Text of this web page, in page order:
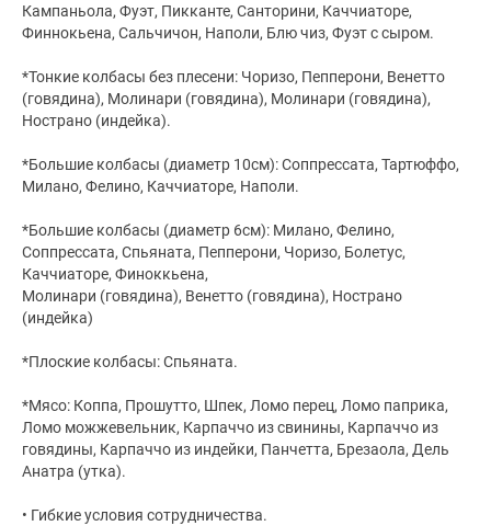
Кампаньола, Фуэт, Пикканте, Санторини, Каччиаторе,
Финнокьена, Сальчичон, Наполи, Блю чиз, Фуэт с сыром.
*Тонкие колбасы без плесени: Чоризо, Пепперони, Венетто
(говядина), Молинари (говядина), Молинари (говядина),
Нострано (индейка).
*Большие колбасы (диаметр 10см): Соппрессата, Тартюффо,
Милано, Фелино, Каччиаторе, Наполи.
*Большие колбасы (диаметр 6см): Милано, Фелино,
Соппрессата, Спьяната, Пепперони, Чоризо, Болетус,
Каччиаторе, Финоккьена,
Молинари (говядина), Венетто (говядина), Нострано
(индейка)
*Плоские колбасы: Спьяната.
*Мясо: Коппа, Прошутто, Шпек, Ломо перец, Ломо паприка,
Ломо можжевельник, Карпаччо из свинины, Карпаччо из
говядины, Карпаччо из индейки, Панчетта, Брезаола, Дель
Анатра (утка).
• Гибкие условия сотрудничества.